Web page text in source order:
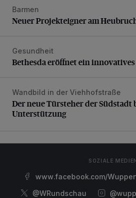
Neuer Projekteigner am Heubruch
Barmen
Neuer Projekteigner am
Bethesda eröffnet ein innovatives
Gesundheit
Bethesda eröffnet ein
Der neue Türsteher der Südstadt
Wandbild in der Viehhofstraße
Der neue Türsteher der Südstadt
Unterstützung
SOZIALE
www.facebook.com/
@WRundschau